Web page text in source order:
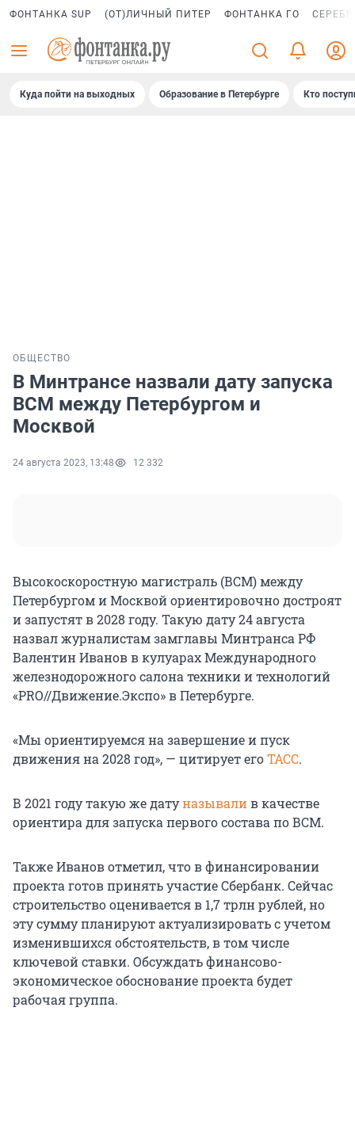
ФОНТАНКА SUP (ОТ)ЛИЧНЫЙ ПИТЕР ФОНТАНКА ГО
Куда пойти на выходных Образование в Петербурге Кто
ОБЩЕСТВО
В Минтрансе назвали дату запуска
ВСМ между Петербургом и
Москвой
24 августа 2023, 13:48 12 332
Высокоскоростную магистраль (ВСМ) между
Петербургом и Москвой ориентировочно достроят
и запустят в 2028 году. Такую дату 24 августа
назвал журналистам замглавы Минтранса РФ
Валентин Иванов в кулуарах Международного
железнодорожного салона техники и технологий
«PRO//Движение.Экспо» в Петербурге.
«Мы ориентируемся на завершение и пуск
движения на 2028 год», — цитирует егоТАСС.
В 2021 году такую же датуназывалив качестве
ориентира для запуска первого состава по ВСМ.
Также Иванов отметил, что в финансировании
проекта готов принять участие Сбербанк. Сейчас
строительство оценивается в 1,7 трлн рублей, но
эту сумму планируют актуализировать с учетом
изменившихся обстоятельств, в том числе
ключевой ставки. Обсуждать финансово-
экономическое обоснование проекта будет
рабочая группа.